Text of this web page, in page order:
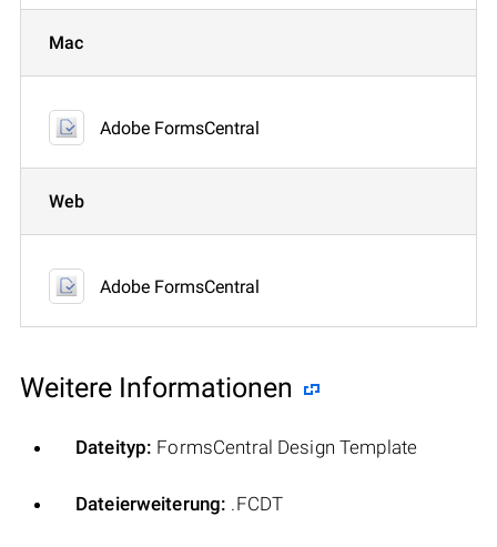
Mac
Adobe FormsCentral
Web
Adobe FormsCentral
Weitere Informationen
Dateityp: FormsCentral Design Template
Dateierweiterung: .FCDT